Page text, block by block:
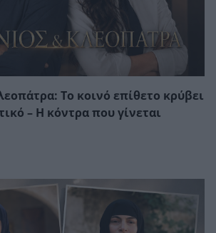
Το κοινό επίθετο κρύβει
– Η κόντρα που γίνεται